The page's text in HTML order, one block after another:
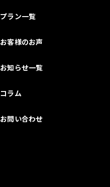
プラン一覧
お客様のお声
お知らせ一覧
コラム
お問い合わせ